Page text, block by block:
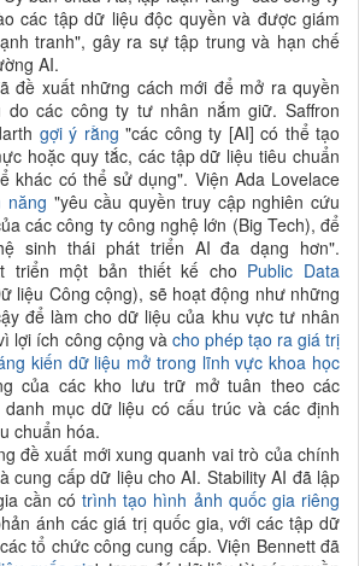
các tập dữ liệu độc quyền và được giám
tranh", gây ra sự tập trung và hạn chế
AI.
đề xuất những cách mới để mở ra quyền
các công ty tư nhân nắm giữ. Saffron
gợi ý rằng "các công ty [AI] có thể tạo
hoặc quy tắc, các tập dữ liệu tiêu chuẩn
khác có thể sử dụng". Viện Ada Lovelace
năng "yêu cầu quyền truy cập nghiên cứu
các công ty công nghệ lớn (Big Tech), để
sinh thái phát triển AI đa dạng hơn".
triển một bản thiết kế cho Public Data
liệu Công cộng), sẽ hoạt động như những
để làm cho dữ liệu của khu vực tư nhân
lợi ích công cộng và cho phép tạo ra giá trị
kiến dữ liệu mở trong lĩnh vực khoa học
của các kho lưu trữ mở tuân theo các
danh mục dữ liệu có cấu trúc và các định
chuẩn hóa.
đề xuất mới xung quanh vai trò của chính
cung cấp dữ liệu cho AI. Stability AI đã lập
cần cótrình tạo hình ảnh quốc gia riêng
ánh các giá trị quốc gia, với các tập dữ
tổ chức công cung cấp. Viện Bennett đã